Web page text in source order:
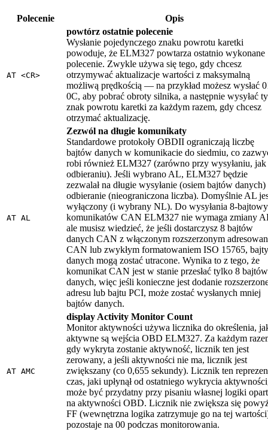
Polecenie Opis
AT <CR>
powtórz ostatnie polecenie
Wysłanie pojedynczego znaku powrotu karetki
powoduje, że ELM327 powtarza ostatnio wykonane
polecenie. Zwykle używa się tego, gdy chcesz
otrzymywać aktualizacje wartości z maksymalną
możliwą prędkością — na przykład możesz wysłać
0C, aby pobrać obroty silnika, a następnie wysyłać
znak powrotu karetki za każdym razem, gdy chcesz
otrzymać aktualizację.
AT AL
Zezwól na długie komunikaty
Standardowe protokoły OBDII ograniczają liczbę
bajtów danych w komunikacie do siedmiu, co
robi również ELM327 (zarówno przy wysyłaniu,
odbieraniu). Jeśli wybrano AL, ELM327 będzie
zezwalał na długie wysyłanie (osiem bajtów danych)
odbieranie (nieograniczona liczba). Domyślnie AL
wyłączony (i wybrany NL). Do wysyłania 8-
komunikatów CAN ELM327 nie wymaga zmiany
ale musisz wiedzieć, że jeśli dostarczysz 8 bajtów
danych CAN z włączonym rozszerzonym
CAN lub zwykłym formatowaniem ISO 15765, bajty
danych mogą zostać utracone. Wynika to z tego, że
komunikat CAN jest w stanie przesłać tylko 8 bajtów
danych, więc jeśli konieczne jest dodanie
adresu lub bajtu PCI, może zostać wysłanych mniej
bajtów danych.
AT AMC
display Activity Monitor Count
Monitor aktywności używa licznika do określenia,
aktywne są wejścia OBD ELM327. Za każdym
gdy wykryta zostanie aktywność, licznik ten jest
zerowany, a jeśli aktywności nie ma, licznik jest
zwiększany (co 0,655 sekundy). Licznik ten
czas, jaki upłynął od ostatniego wykrycia
może być przydatny przy pisaniu własnej logiki
na aktywności OBD. Licznik nie zwiększa się
FF (wewnętrzna logika zatrzymuje go na tej
pozostaje na 00 podczas monitorowania.